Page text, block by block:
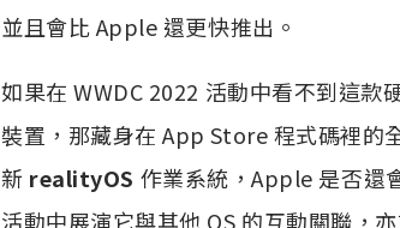
並且會比 Apple 還更快推出。
如果在 WWDC 2022 活動中看不到這款
裝置，那藏身在 App Store 程式碼裡的
新 realityOS 作業系統，Apple 是否還
活動中展演它與其他 OS 的互動關聯，